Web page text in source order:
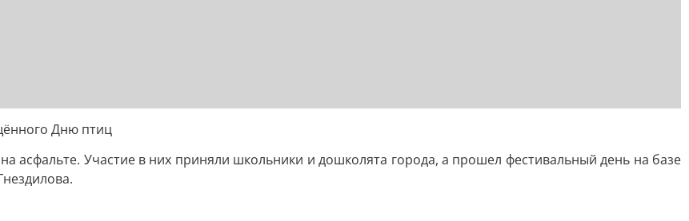
Дню птиц
асфальте. Участие в них приняли школьники и дошколята города, а прошел фестивальный день на базе